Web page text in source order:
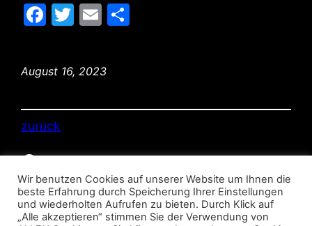
Facebook
Twitter
Email
August 16, 2023
zurück
Facebook
Wir benutzen Cookies auf unserer Website um Ihnen die
beste Erfahrung durch Speicherung Ihrer Einstellungen
und wiederholten Aufrufen zu bieten. Durch Klick auf
„Alle akzeptieren“ stimmen Sie der Verwendung von